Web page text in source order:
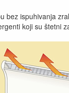
bez ispuhivanja
koji su štetni